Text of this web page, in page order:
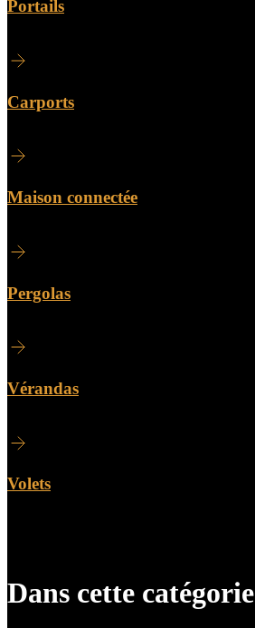
Portails
Carports
Maison connectée
Pergolas
Vérandas
Volets
Dans cette catégorie